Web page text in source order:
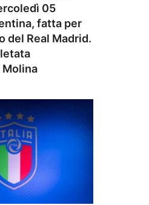
05
fatta per
del Real Madrid.
Molina